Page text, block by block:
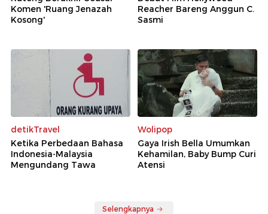
Komen 'Ruang Jenazah
Kosong'
Reacher Bareng Anggun C.
Sasmi
detikTravel
Ketika Perbedaan Bahasa
Indonesia-Malaysia
Mengundang Tawa
Wolipop
Gaya Irish Bella Umumkan
Kehamilan, Baby Bump Curi
Atensi
Selengkapnya